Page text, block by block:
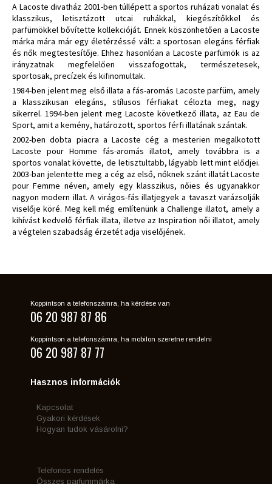
A Lacoste divatház 2001-ben túllépett a sportos ruházati vonalat és
klasszikus, letisztázott utcai ruhákkal, kiegészítőkkel és
parfümökkel bővítette kollekcióját. Ennek köszönhetően a Lacoste
márka mára már egy életérzéssé vált: a sportosan elegáns férfiak
és nők megtestesítője. Ehhez hasonlóan a Lacoste parfümök is az
irányzatnak megfelelően visszafogottak, természetesek,
sportosak, precízek és kifinomultak.
1984-ben jelent meg első illata a fás-aromás Lacoste parfüm, amely
a klasszikusan elegáns, stílusos férfiakat célozta meg, nagy
sikerrel. 1994-ben jelent meg Lacoste következő illata, az Eau de
Sport, amit a kemény, határozott, sportos férfi illatának szántak.
2002-ben dobta piacra a Lacoste cég a mesterien megalkotott
Lacoste pour Homme fás-aromás illatot, amely továbbra is a
sportos vonalat követte, de letisztultabb, lágyabb lett mint elődjei.
2003-ban jelentette meg a cég az első, nőknek szánt illatát Lacoste
pour Femme néven, amely egy klasszikus, nőies és ugyanakkor
nagyon modern illat. A virágos-fás illatjegyek a tavaszt varázsolják
viselője köré. Meg kell még említenünk a Challenge illatot, amely a
kihívást kedvelő férfiak illata, illetve az Inspiration női illatot, amely
a végtelen szabadság érzetét adja viselőjének.
Koppintson a telefonszámra, ha kérdése van
06 20 987 87 86
Koppintson a telefonszámra, ha mobilon szeretne rendelni
06 20 987 87 77
Hasznos információk
Kapcsolat
Gyakori kérdések
Hogyan tudok vásárolni?
Telefonos rendelés
Összes parfummárka